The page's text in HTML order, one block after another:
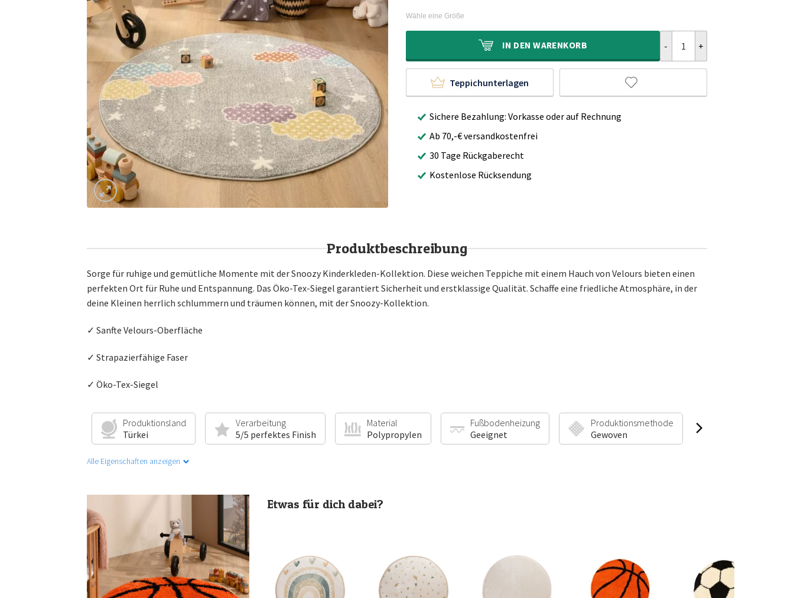
war:
129,90€
ist:
89,90€.
Wähle eine Größe
IN DEN WARENKORB
Teppichunterlagen
Sichere Bezahlung: Vorkasse oder auf Rechnung
Ab 70,-€ versandkostenfrei
30 Tage Rückgaberecht
Kostenlose Rücksendung
Produktbeschreibung
Sorge für ruhige und gemütliche Momente mit der Snoozy Kinderkleden-Kollektion. Diese weichen Teppiche mit einem Hauch von Velours bieten einen
perfekten Ort für Ruhe und Entspannung. Das Öko-Tex-Siegel garantiert Sicherheit und erstklassige Qualität. Schaffe eine friedliche Atmosphäre, in der
deine Kleinen herrlich schlummern und träumen können, mit der Snoozy-Kollektion.
✓ Sanfte Velours-Oberfläche
✓ Strapazierfähige Faser
✓ Öko-Tex-Siegel
Produktionsland
Türkei
Verarbeitung
5/5 perfektes Finish
Material
Polypropylen
Fußbodenheizung
Geeignet
Produktionsmethode
Gewoven
Alle Eigenschaften anzeigen
Etwas für dich dabei?